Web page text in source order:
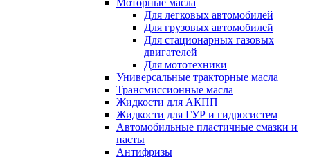
Моторные масла
Для легковых автомобилей
Для грузовых автомобилей
Для стационарных газовых
двигателей
Для мототехники
Универсальные тракторные масла
Трансмиссионные масла
Жидкости для АКПП
Жидкости для ГУР и гидросистем
Автомобильные пластичные смазки и
пасты
Антифризы